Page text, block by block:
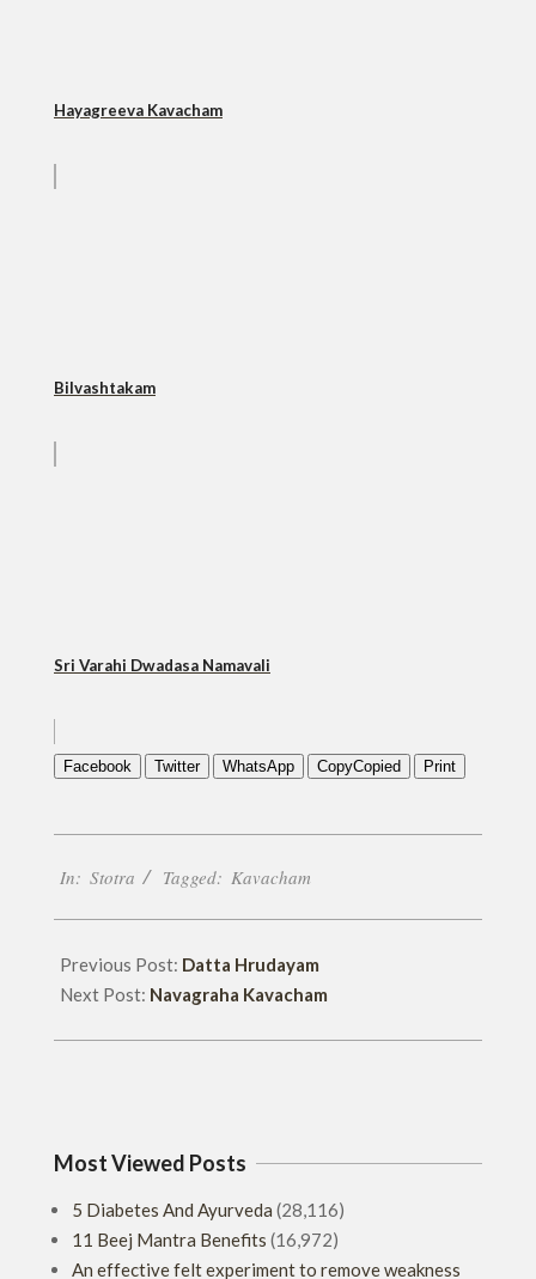
Hayagreeva Kavacham
Bilvashtakam
Sri Varahi Dwadasa Namavali
Facebook Twitter WhatsApp CopyCopied Print
07-
In: Stotra Tagged: Kavacham
Previous Post: Datta Hrudayam
Next Post: Navagraha Kavacham
Most Viewed Posts
5 Diabetes And Ayurveda (28,116)
11 Beej Mantra Benefits (16,972)
An effective felt experiment to remove weakness